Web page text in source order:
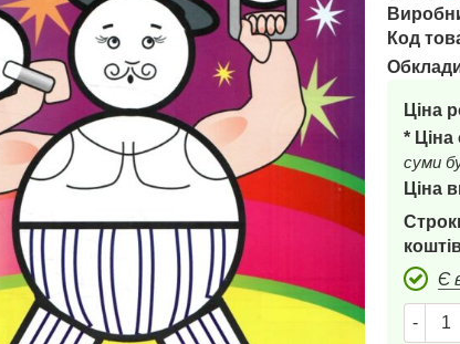
Код
Ціна
* Ціна
суми
Ціна
Є
-